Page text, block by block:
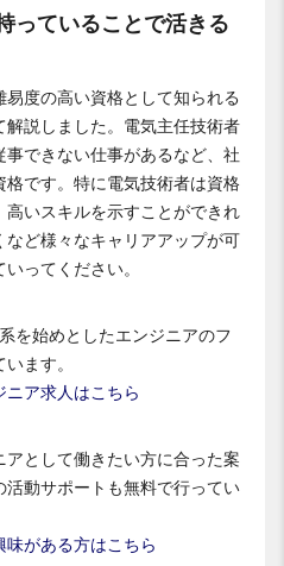
っていることで活きる
度の高い資格として知られる
説しました。電気主任技術者
できない仕事があるなど、社
です。特に電気技術者は資格
高いスキルを示すことができれ
ど様々なキャリアアップが可
ってください。
を始めとしたエンジニアのフ
ます。
ア求人はこちら
として働きたい方に合った案
動サポートも無料で行ってい
がある方はこちら